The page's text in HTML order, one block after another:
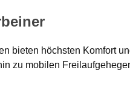
bieten höchsten Komfort
zu mobilen